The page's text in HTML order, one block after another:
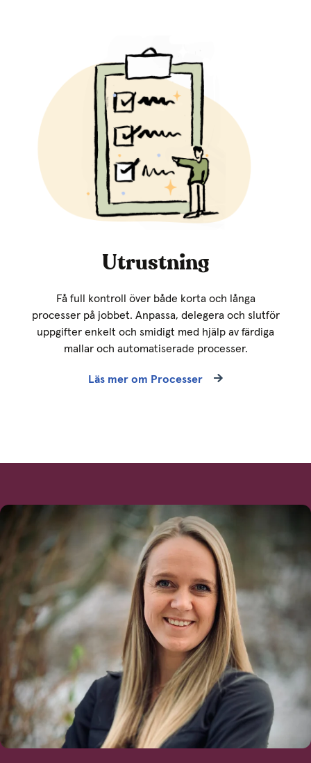
Utrustning
Få full kontroll över både korta och långa
processer på jobbet. Anpassa, delegera och slutför
uppgifter enkelt och smidigt med hjälp av färdiga
mallar och automatiserade processer.
Läs mer om Processer